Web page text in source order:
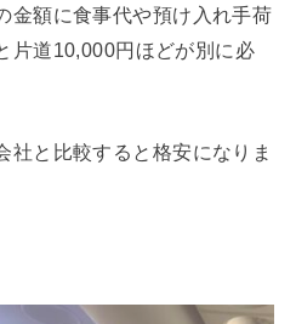
金額に食事代や預け入れ手荷
片道10,000円ほどが別に必
社と比較すると格安になりま